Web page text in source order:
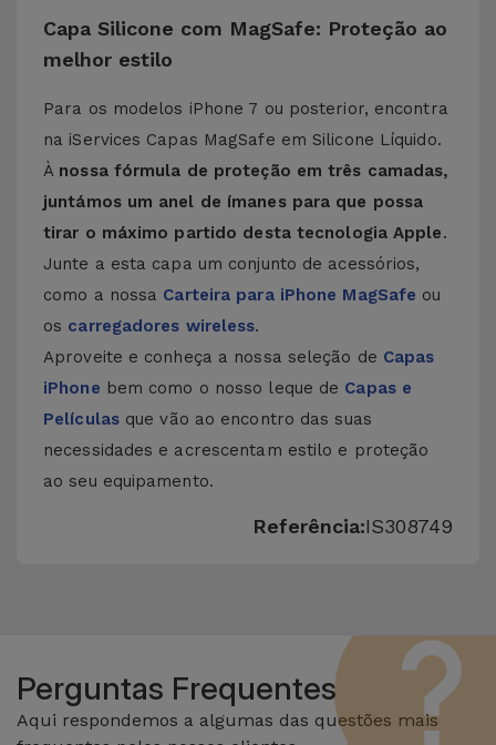
Capa Silicone com MagSafe: Proteção ao
melhor estilo
Para os modelos iPhone 7 ou posterior, encontra
na iServices Capas MagSafe em Silicone Líquido.
À nossa fórmula de proteção em três camadas,
juntámos um anel de ímanes para que possa
tirar o máximo partido desta tecnologia Apple.
Junte a esta capa um conjunto de acessórios,
como a nossa Carteira para iPhone MagSafe ou
os carregadores wireless.
Aproveite e conheça a nossa seleção de Capas
iPhone bem como o nosso leque de Capas e
Películasque vão ao encontro das suas
necessidades e acrescentam estilo e proteção
ao seu equipamento.
Referência:IS308749
Perguntas Frequentes
Aqui respondemos a algumas das questões mais